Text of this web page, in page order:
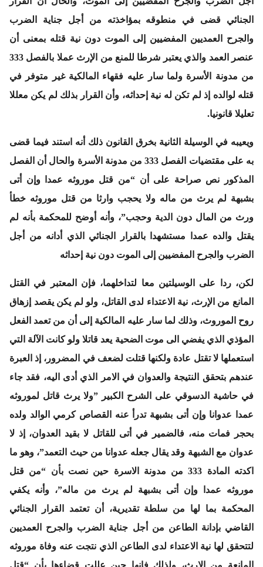
الجنائي قضى في منطوقه بمؤاخذته من أجل جناية الضرب
والجرح العمديين المفضيين إلى الموت دون نية قتله بمعنى أن
عنصر العمد والذي يعتبر شرطا للمنع من الإرث عملا بالفصل 333
من مدونة الأسرة ولما سار عليه فقهاء المالكية غير متوفر في
قتله لوالده إذ لم تكن له نية إحداثه، وأن القرار بذلك لم يكن معللا
تعليلا قانونيا.
ويعيبه في الوسيلة الثانية بخرق القانون ذلك أنه استند فيما قضى
به على مقتضيات الفصل 333 من مدونة الأسرة والحال أن الفصل
المذكور نص صراحة على أن “من قتل موروثه عمدا وإن أتى
بشبهة لم يرث من ماله ولا يحجب وارثا من قتل موروثه خطأ
ورث من المال دون الدية وحجب”، وأنه أوضح للمحكمة بأنه لم
يقتل والده عمدا مستشهدا بالقرار الجنائي الذي أدانه من أجل
الضرب والجرح المفضيين إلى الموت دون نية إحداثه
لكن،ردا على الوسيلتين معا لتداخلهما، فإن المعتبر في القتل
المانع من الإرث، نية الاعتداء لدى القاتل، ولو لم يكن يقصد إزهاق
روح الموروث، وذلك لما سار عليه المالكية إلى أن من تعمد الفعل
المؤذي الذي يفضي الى موت الضحية يعد قاتلا ولو كانت الآلة التي
استعملها لا تقتل عادة ولكنها قتلت لضعف في المضرور، إذ العبرة
عندهم بتحقق النتيجة والعدوان في الامر الذي أدى اليه، فقد جاء
في حاشية الدسوقي على الشرح الكبير ”ولا يرث قاتل لموروثه
عمدا عدوانا وإن أتى بشبهة تدرأ عنه القصاص كرمي الوالد ولده
بحجر فمات منه، فالضمير في أتى للقاتل لا بقيد العدوان، إذ لا
عدوان مع الشبهة وقد يقال جعله عدوانا من حيث التعمد”، وهو ما
اكدته المادة 333 من مدونة الاسرة حين نصت بأن “من قتل
موروثه عمدا وإن أتى بشبهة لم يرث من ماله”، وأنه يكفي
المحكمة بما لها من سلطة تقديرية، أن تعتمد القرار الجنائي
القاضي بإدانة الطاعن من أجل جناية الضرب والجرح العمديين
لتتحقق لها نية الاعتداء لدى الطاعن الذي نتجت عنه وفاة موروثه
المانعة من الإرث، ولذلك فإنها حين عللت قضاءها بأن “قتل